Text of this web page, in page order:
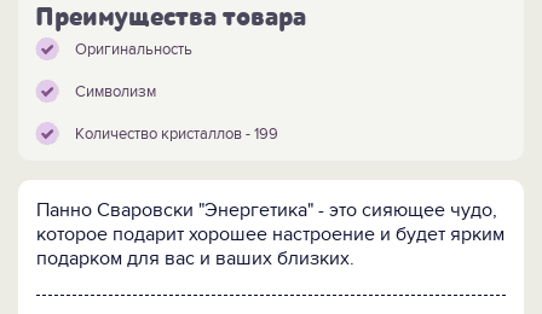
Преимущества товара
Оригинальность
Символизм
Количество кристаллов - 199
Панно Сваровски "Энергетика" - это сияющее чудо,
которое подарит хорошее настроение и будет ярким
подарком для вас и ваших близких.